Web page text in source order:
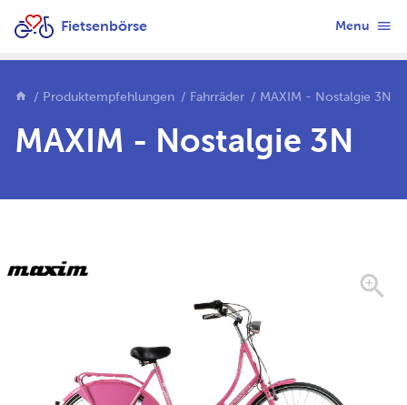
Fietsenbörse Menu
Produktempfehlungen Fahrräder MAXIM - Nostalgie 3N
MAXIM - Nostalgie 3N